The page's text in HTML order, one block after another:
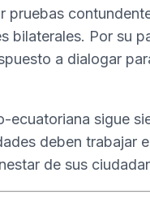
pruebas
bilaterales. Por su
a dialogar
ecuatoriana sigue
deben trabajar
de sus